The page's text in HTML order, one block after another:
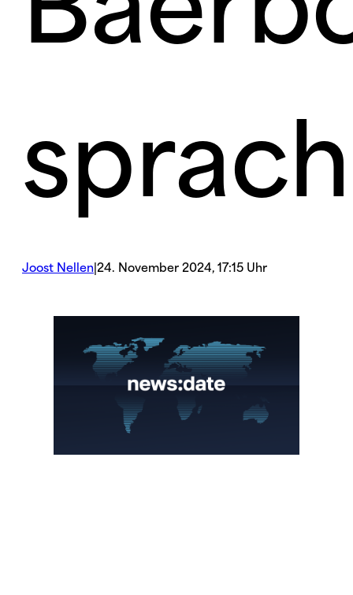
Joost Nellen 24. November 2024, 17:15 Uhr